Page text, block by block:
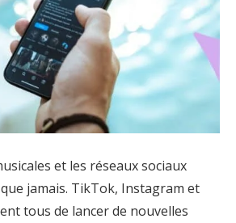
et les réseaux sociaux
jamais. TikTok, Instagram et
tous de lancer de nouvelles